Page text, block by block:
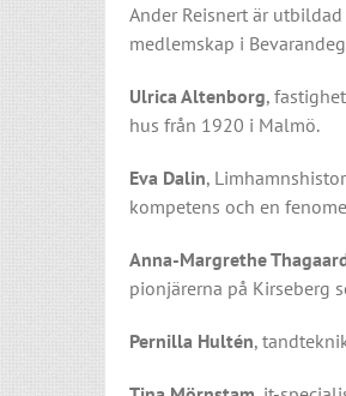
Ander Reisnert är
medlemskap i
Ulrica Altenborg,
hus från 1920 i Malmö.
Eva Dalin,
kompetens och en
Anna-Margrethe
pionjärerna på Kirseberg
Pernilla Hultén,